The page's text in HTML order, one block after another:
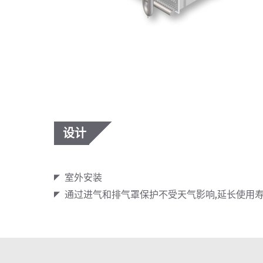
设计
室外安装
通过进气和排气罩保护不受天气影响,延长使用